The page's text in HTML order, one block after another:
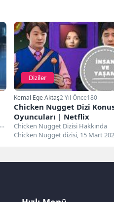
Diziler
Kemal Ege Aktaş2 Yıl Önce180
Chicken Nugget Dizi
Oyuncuları | Netflix
Chicken Nugget Dizisi Hakkında
Chicken Nugget dizisi, 15 Mart